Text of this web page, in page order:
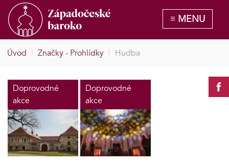
Úvod | Značky - Prohlídky | Hudba
Doprovodné
akce
Doprovodné
akce